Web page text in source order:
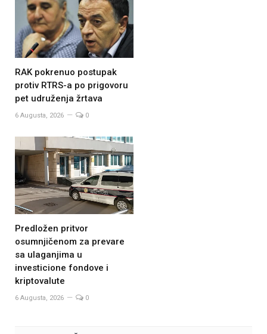
RAK pokrenuo postupak
protiv RTRS-a po prigovoru
pet udruženja žrtava
6 Augusta, 2026 0
Predložen pritvor
osumnjičenom za prevare
sa ulaganjima u
investicione fondove i
kriptovalute
6 Augusta, 2026 0